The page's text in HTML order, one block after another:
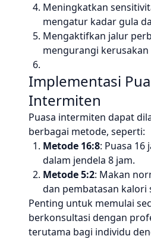
Meningkatkan
mengatur kadar gula
Mengaktifkan jalur
mengurangi kerusakan
Implementasi
Intermiten
Puasa intermiten dapat
berbagai metode, seperti:
Metode 16:8: Puasa 16
dalam jendela 8 jam.
Metode 5:2: Makan
dan pembatasan kalori
Penting untuk memulai
berkonsultasi dengan
terutama bagi individu